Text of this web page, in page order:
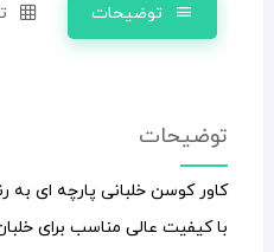
توضیحات
توضیحات
کاور کوسن خلبانی پارچه ای به
با کیفیت عالی مناسب برای